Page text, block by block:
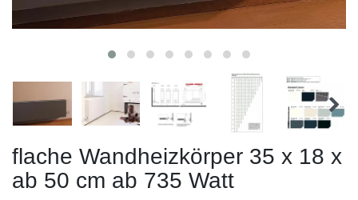
flache Wandheizkörper 35 x 18 x
ab 50 cm ab 735 Watt